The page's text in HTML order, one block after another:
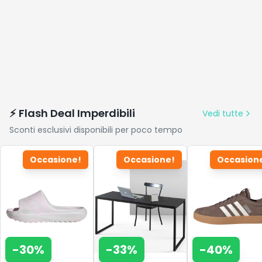
⚡ Flash Deal Imperdibili
Vedi tutte
Sconti esclusivi disponibili per poco tempo
Occasione!
-30%
Occasione!
-33% -40%